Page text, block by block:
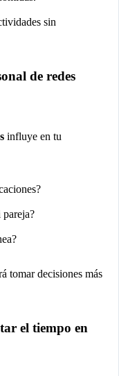
sin
de redes
influye en tu
tomar decisiones más
el tiempo en